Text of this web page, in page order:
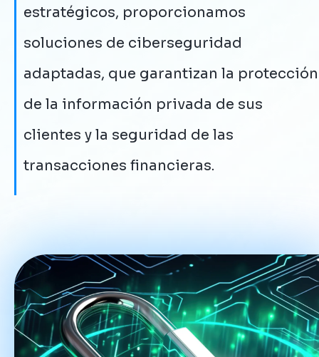
estratégicos, proporcionamos
soluciones de ciberseguridad
adaptadas, que garantizan la protección
de la información privada de sus
clientes y la seguridad de las
transacciones financieras.